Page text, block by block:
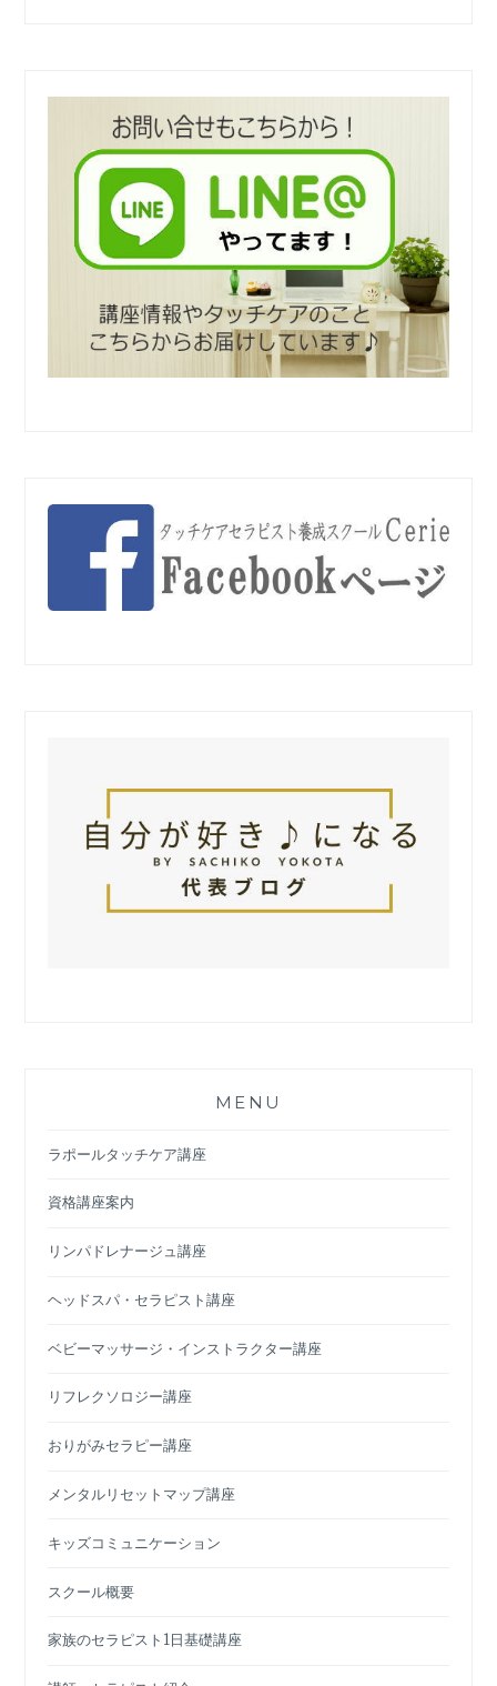
MENU
ラポールタッチケア講座
資格講座案内
リンパドレナージュ講座
ヘッドスパ・セラピスト講座
ベビーマッサージ・インストラクター講座
リフレクソロジー講座
おりがみセラピー講座
メンタルリセットマップ講座
キッズコミュニケーション
スクール概要
家族のセラピスト1日基礎講座